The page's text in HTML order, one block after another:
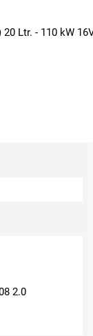
Ltr. - 110 kW
2.0